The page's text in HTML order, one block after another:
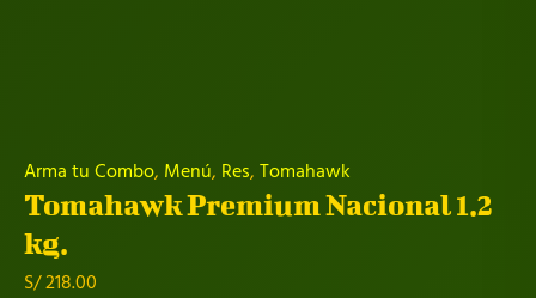
Arma tu Combo, Menú, Res, Tomahawk
Tomahawk Premium Nacional 1.2
kg.
S/218.00